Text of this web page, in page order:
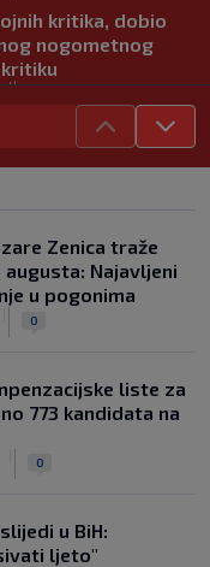
kritika, dobio
nogometnog
|
najskuplji golman
u Argentini
| 0
Zenica traže
Najavljeni
u pogonima
0
liste za
773 kandidata na
0
u BiH:
ljeto"